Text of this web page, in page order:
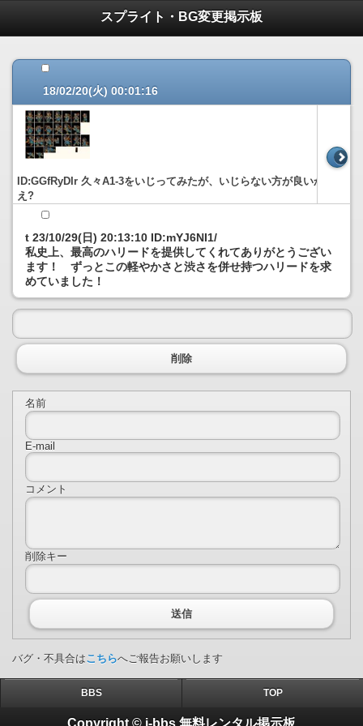
スプライト・BG変更掲示板
18/02/20(火) 00:01:16
ID:GGfRyDIr 久々A1-3をいじってみたが、いじらない方が良いかね
え?
t 23/10/29(日) 20:13:10 ID:mYJ6NI1/
私史上、最高のハリードを提供してくれてありがとうござい
ます！ ずっとこの軽やかさと渋さを併せ持つハリードを求
めていました！
削除
名前
E-mail
コメント
削除キー
送信
バグ・不具合はこちらへご報告お願いします
BBS TOP
Copyright © i-bbs 無料レンタル掲示板